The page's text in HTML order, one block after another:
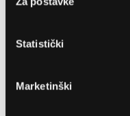
Statistički
Marketinški